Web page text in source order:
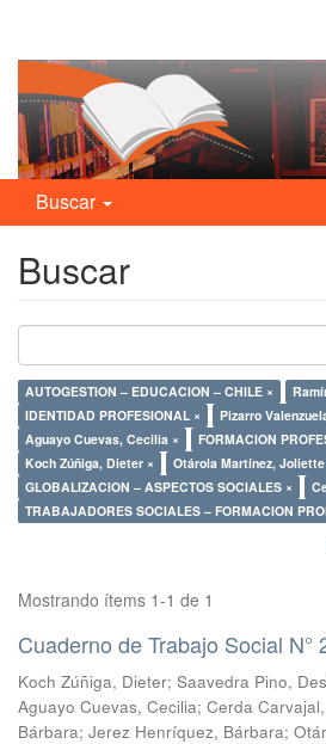
Buscar
Buscar
AUTOGESTION – EDUCACION – CHILE ×
IDENTIDAD PROFESIONAL ×
Pizarro
Aguayo Cuevas, Cecilia ×
FORMACION
Koch Zúñiga, Dieter ×
Otárola Martínez, Joliette
GLOBALIZACION – ASPECTOS SOCIALES ×
TRABAJADORES SOCIALES – FORMACION
Mostrando ítems 1-1 de 1
Cuaderno de Trabajo Social N°
Koch Zúñiga, Dieter; Saavedra Pino,
Aguayo Cuevas, Cecilia; Cerda
Bárbara; Jerez Henríquez, Bárbara;